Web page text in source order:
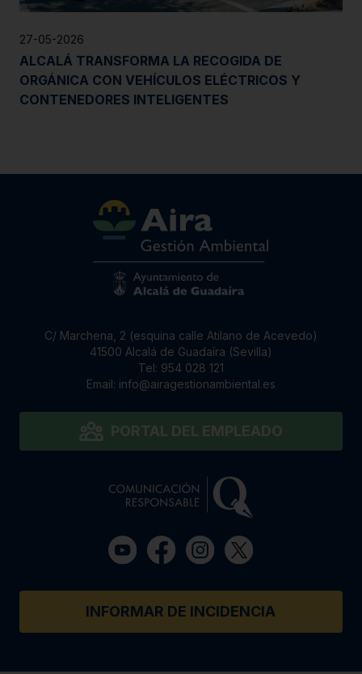
27-05-2026
ALCALÁ TRANSFORMA LA RECOGIDA DE
ORGÁNICA CON VEHÍCULOS ELÉCTRICOS Y
CONTENEDORES INTELIGENTES
C/ Marchena, 2 (esquina calle Atilano de Acevedo)
41500 Alcalá de Guadaíra (Sevilla)
Tel: 954 028 121
Email: info@airagestionambiental.es
PORTAL DEL EMPLEADO
INFORMAR DE INCIDENCIA